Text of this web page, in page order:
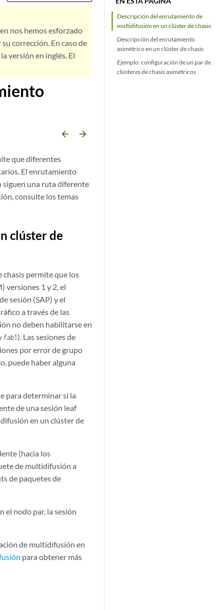
Descripción del enrutamiento de
multidifusión en un clúster de chasis
Descripción del enrutamiento
asimétrico en un clúster de chasis
Ejemplo: configuración de un par de
clústeres de chasis asimétricos
nos hemos esforzado
corrección. En caso de
versión en inglés. El
arrow_backward arrow_forward
que diferentes
El enrutamiento
siguen una ruta diferente
consulte los temas
clúster de
chasis permite que los
1 y 2, el
sesión (SAP) y el
a través de las
no deben habilitarse en
fab1). Las sesiones de
por error de grupo
puede haber alguna
para determinar si la
de una sesión leaf
en un clúster de
(hacia los
de multidifusión a
de paquetes de
el nodo par, la sesión
de multidifusión en
para obtener más